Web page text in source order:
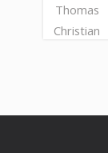
Thomas
Christian